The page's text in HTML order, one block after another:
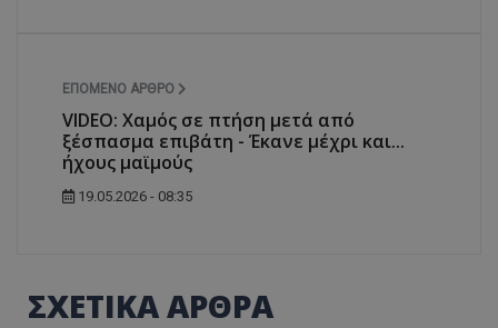
ΕΠΌΜΕΝΟ ΆΡΘΡΟ
VIDEO: Χαμός σε πτήση μετά από
ξέσπασμα επιβάτη - Έκανε μέχρι και...
ήχους μαϊμούς
19.05.2026 - 08:35
ΣΧΕΤΙΚΑ ΑΡΘΡΑ